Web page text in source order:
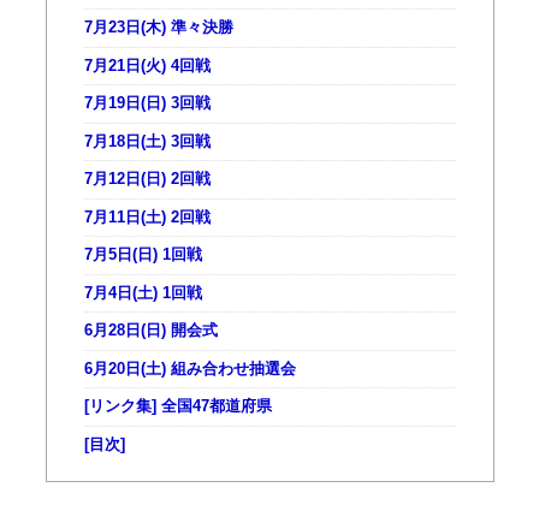
7月23日(木) 準々決勝
7月21日(火) 4回戦
7月19日(日) 3回戦
7月18日(土) 3回戦
7月12日(日) 2回戦
7月11日(土) 2回戦
7月5日(日) 1回戦
7月4日(土) 1回戦
6月28日(日) 開会式
6月20日(土) 組み合わせ抽選会
[リンク集] 全国47都道府県
[目次]